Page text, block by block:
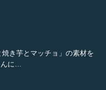
焼き芋とマッチョ」の素材を
に…